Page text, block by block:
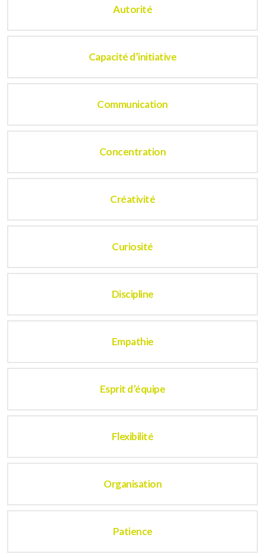
Autorité
Capacité d’initiative
Communication
Concentration
Créativité
Curiosité
Discipline
Empathie
Esprit d’équipe
Flexibilité
Organisation
Patience